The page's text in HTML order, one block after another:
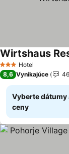
3 Počet hviezdičiek
Hotel
Wirtshaus
8,6 Vynikajúce
Vyberte dátumy
ceny